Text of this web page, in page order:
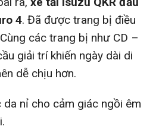
4. Đã được trang bị điều
các trang bị như CD –
giải trí khiến ngày dài di
dễ chịu hơn.
nỉ cho cảm giác ngồi êm